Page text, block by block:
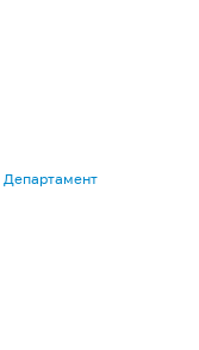
Департамент